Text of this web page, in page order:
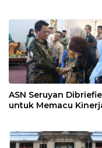
ASN Seruyan
untuk Memacu